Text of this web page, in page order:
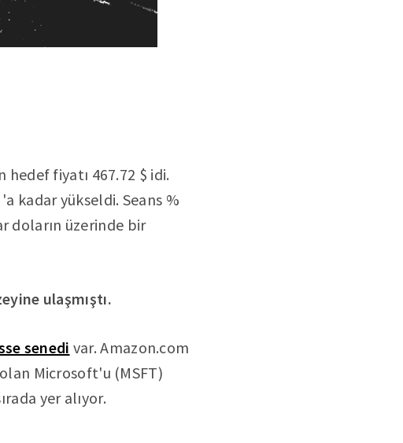
hedef fiyatı 467.72 $ idi.
kadar yükseldi. Seans %
doların üzerinde bir
ulaşmıştı.
senedi var. Amazon.com
Microsoft'u (MSFT)
yer alıyor.